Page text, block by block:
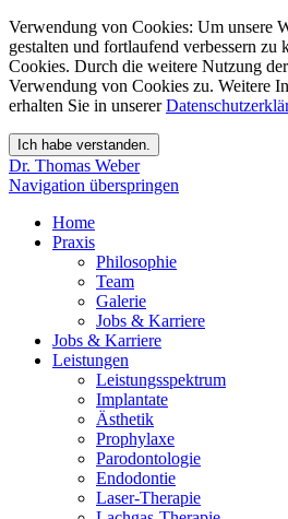
Verwendung von Cookies: Um unsere
gestalten und fortlaufend verbessern
Cookies. Durch die weitere Nutzung
Verwendung von Cookies zu. Weitere
erhalten Sie in unserer
Dr. Thomas Weber
Navigation überspringen
Home
Praxis
Philosophie
Team
Galerie
Jobs & Karriere
Jobs & Karriere
Leistungen
Leistungsspektrum
Implantate
Ästhetik
Prophylaxe
Parodontologie
Endodontie
Laser-Therapie